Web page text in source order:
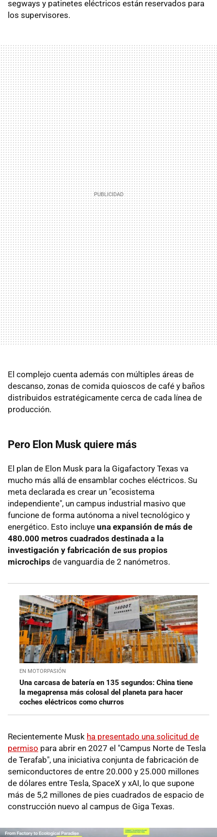
segways y patinetes eléctricos están reservados para
los supervisores.
El complejo cuenta además con múltiples áreas de
descanso, zonas de comida quioscos de café y baños
distribuidos estratégicamente cerca de cada línea de
producción.
Pero Elon Musk quiere más
El plan de Elon Musk para la Gigafactory Texas va
mucho más allá de ensamblar coches eléctricos. Su
meta declarada es crear un "ecosistema
independiente", un campus industrial masivo que
funcione de forma autónoma a nivel tecnológico y
energético. Esto incluye una expansión de más de
480.000 metros cuadrados destinada a la
investigación y fabricación de sus propios
microchips de vanguardia de 2 nanómetros.
EN MOTORPASIÓN
Una carcasa de batería en 135 segundos: China tiene
la megaprensa más colosal del planeta para hacer
coches eléctricos como churros
Recientemente Musk ha presentado una solicitud de
permiso para abrir en 2027 el "Campus Norte de Tesla
de Terafab", una iniciativa conjunta de fabricación de
semiconductores de entre 20.000 y 25.000 millones
de dólares entre Tesla, SpaceX y xAI, lo que supone
más de 5,2 millones de pies cuadrados de espacio de
construcción nuevo al campus de Giga Texas.